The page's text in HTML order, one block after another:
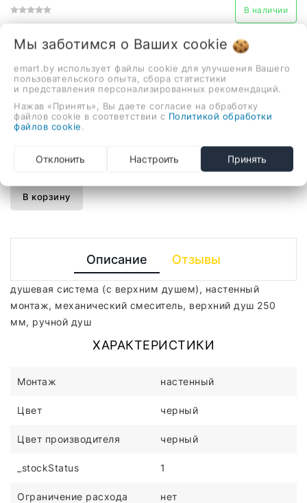
В наличии
S41.24.06
585,00 руб.
душевая система (с верхним душем), настенный
монтаж, механический смеситель, верхний душ 250
В корзину
Описание Отзывы
душевая система (с верхним душем), настенный
монтаж, механический смеситель, верхний душ 250
мм, ручной душ
ХАРАКТЕРИСТИКИ
Монтаж настенный
Цвет черный
Цвет производителя черный
_stockStatus 1
Ограничение расхода
нет
Мы заботимся о Ваших cookie
emart.by использует файлы cookie для улучшения Вашего
пользовательского опыта, сбора статистики
и представления персонализированных рекомендаций.
Нажав «Принять», Вы даете согласие на обработку
файлов cookie в соответствии с Политикой обработки
файлов cookie
Отклонить Настроить Принять